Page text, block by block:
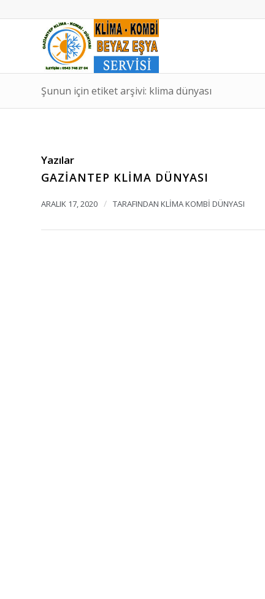
Şunun için etiket arşivi: klima dünyası
Yazılar
GAZIANTEP KLIMA DÜNYASI
ARALIK 17, 2020 / TARAFINDAN KLIMA KOMBI DÜNYASI